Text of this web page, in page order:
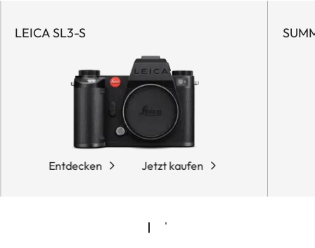
LEICA SL3-S
Entdecken Jetzt kaufen